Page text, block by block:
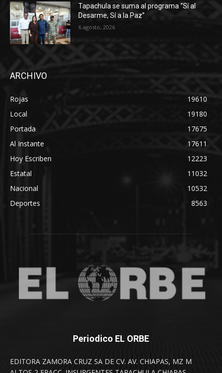
Tapachula se suma al programa “Sí al
Desarme, Sí a la Paz”
6 agosto, 2026
ARCHIVO
Rojas
19610
Local
19180
Portada
17675
Al Instante
17611
Hoy Escriben
12223
Estatal
11032
Nacional
10532
Deportes
8563
Periodico EL ORBE
EDITORA ZAMORA CRUZ SA DE CV. AV. CHIAPAS, MZ M